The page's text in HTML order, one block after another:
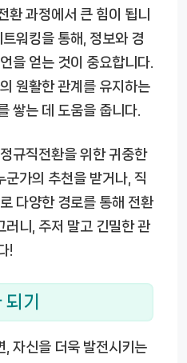
환 과정에서 큰 힘이 됩니
워킹을 통해, 정보와 경
을 얻는 것이 중요합니다.
원활한 관계를 유지하는
쌓는 데 도움을 줍니다.
규직전환을 위한 귀중한
군가의 추천을 받거나, 직
다양한 경로를 통해 전환
러니, 주저 말고 긴밀한 관
!
기
, 자신을 더욱 발전시키는